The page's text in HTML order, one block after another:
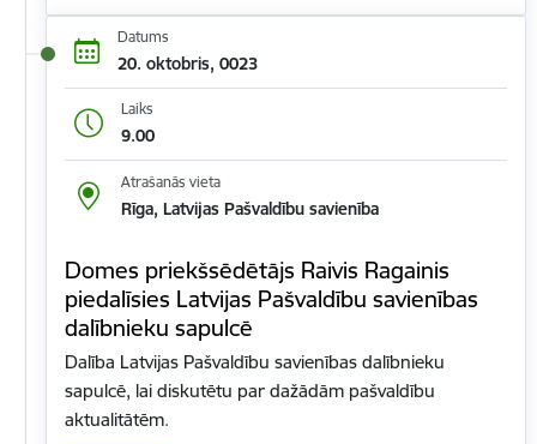
Datums
20. oktobris, 0023
Laiks
9.00
Atrašanās vieta
Rīga, Latvijas Pašvaldību savienība
Domes priekšsēdētājs Raivis Ragainis
piedalīsies Latvijas Pašvaldību savienības
dalībnieku sapulcē
Dalība Latvijas Pašvaldību savienības dalībnieku
sapulcē, lai diskutētu par dažādām pašvaldību
aktualitātēm.